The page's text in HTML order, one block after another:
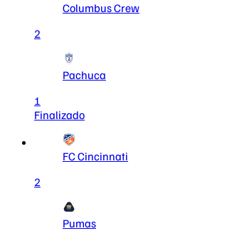
Columbus Crew
2
Pachuca
1
Finalizado
FC Cincinnati
2
Pumas